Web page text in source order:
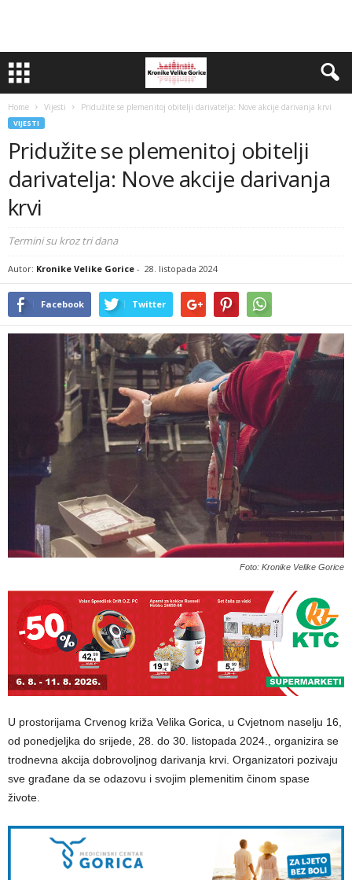
Home Vijesti Pridužite se plemenitoj obitelji darivatelja: Nove akcije darivanja krvi
VIJESTI
Pridužite se plemenitoj obitelji
darivatelja: Nove akcije darivanja
krvi
Termini su kroz tri dana
Autor: Kronike Velike Gorice - 28. listopada 2024
Facebook Twitter
Foto: Kronike Velike Gorice
U prostorijama Crvenog križa Velika Gorica, u Cvjetnom naselju 16,
od ponedjeljka do srijede, 28. do 30. listopada 2024., organizira se
trodnevna akcija dobrovoljnog darivanja krvi. Organizatori pozivaju
sve građane da se odazovu i svojim plemenitim činom spase
živote.